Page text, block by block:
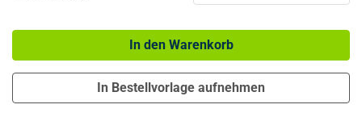
In den Warenkorb
In Bestellvorlage aufnehmen